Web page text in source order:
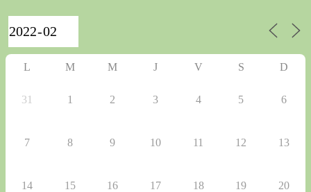
L M M J V S D
31 1 2 3 4 5 6
7 8 9 10 11 12 13
14 15 16 17 18 19 20